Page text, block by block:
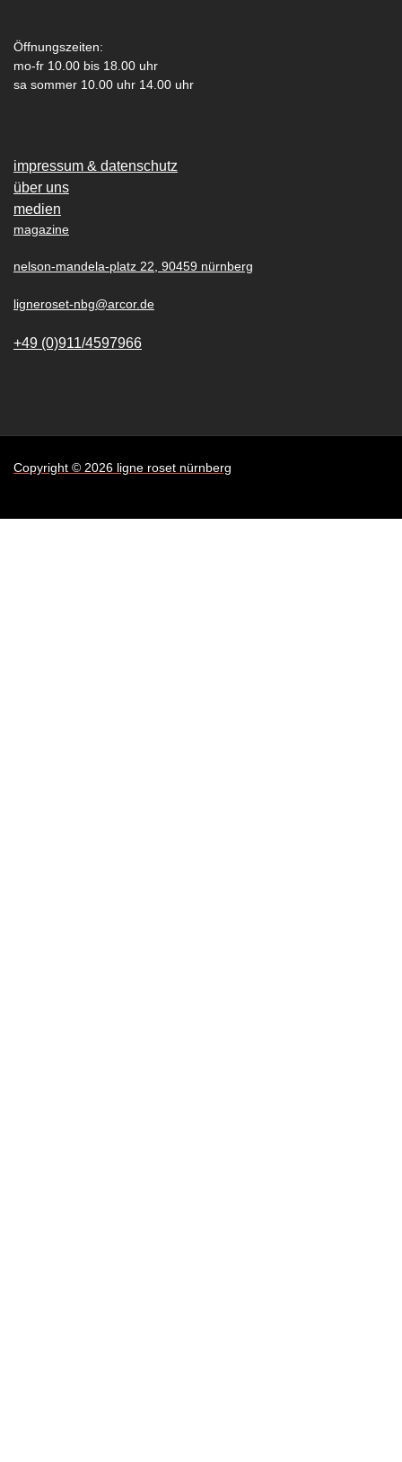
Öffnungszeiten:
mo-fr 10.00 bis 18.00 uhr
sa sommer 10.00 uhr 14.00 uhr
impressum & datenschutz
über uns
medien
magazine
nelson-mandela-platz 22, 90459 nürnberg
ligneroset-nbg@arcor.de
+49 (0)911/4597966
Copyright © 2026 ligne roset nürnberg